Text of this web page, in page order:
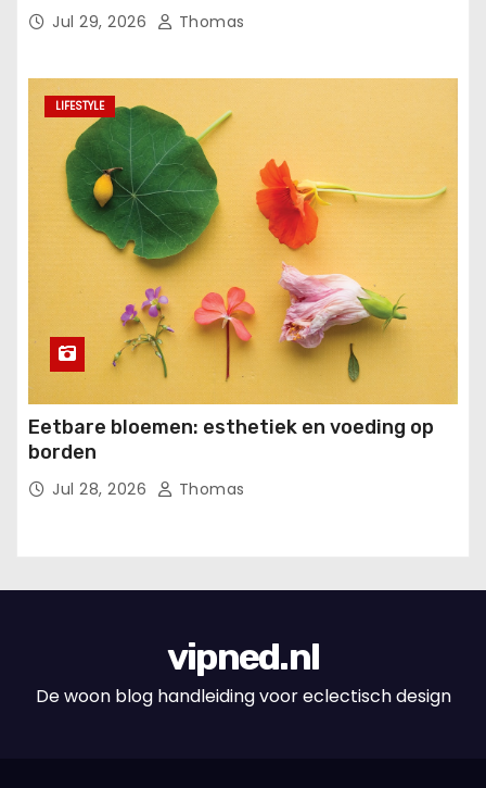
Jul 29, 2026 Thomas
LIFESTYLE
Eetbare bloemen: esthetiek en voeding op
borden
Jul 28, 2026 Thomas
vipned.nl
De woon blog handleiding voor eclectisch design